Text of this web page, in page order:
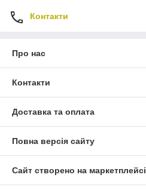
Контакти
Про нас
Контакти
Доставка та оплата
Повна версія сайту
Сайт створено на маркетплейсі